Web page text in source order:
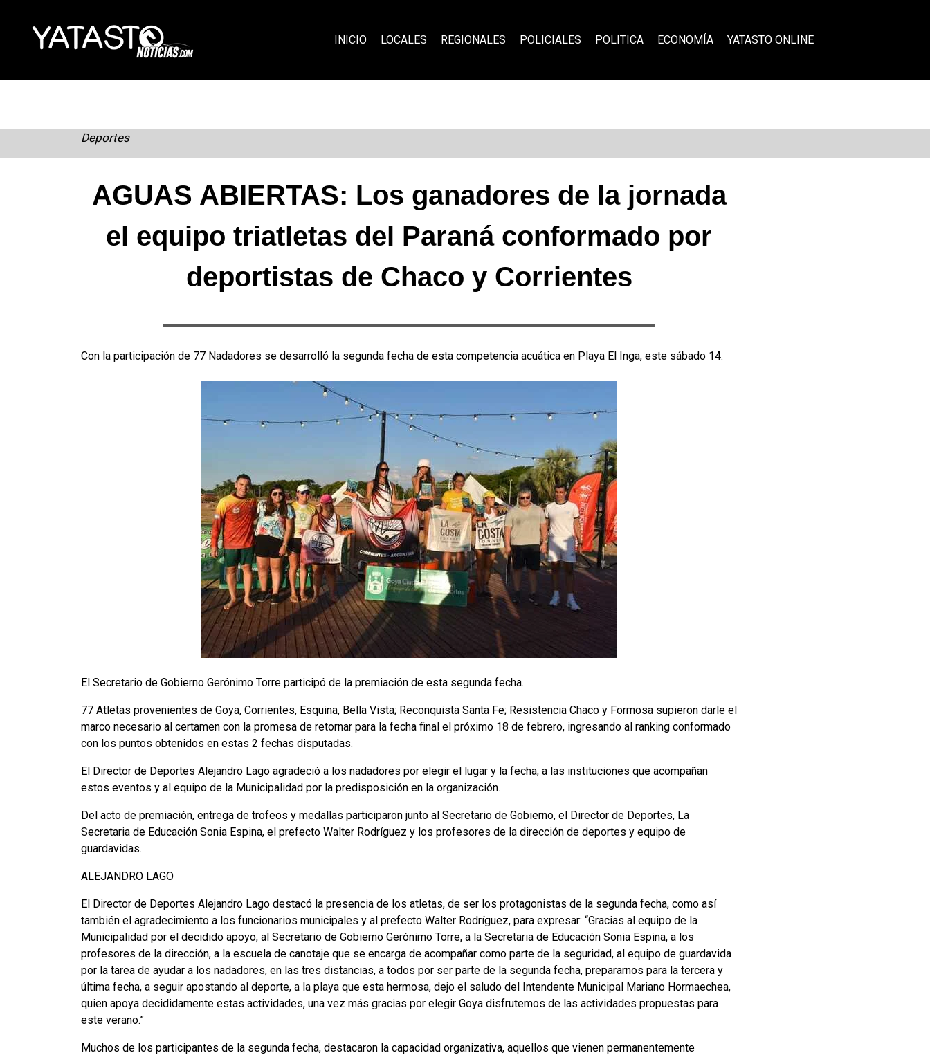
INICIO LOCALES REGIONALES POLICIALES POLITICA ECONOMÍA YATASTO ONLINE
Deportes
AGUAS ABIERTAS: Los ganadores de la jornada
el equipo triatletas del Paraná conformado por
deportistas de Chaco y Corrientes
Con la participación de 77 Nadadores se desarrolló la segunda fecha de esta competencia acuática en Playa El Inga, este sábado 14.
El Secretario de Gobierno Gerónimo Torre participó de la premiación de esta segunda fecha.
77 Atletas provenientes de Goya, Corrientes, Esquina, Bella Vista; Reconquista Santa Fe; Resistencia Chaco y Formosa supieron darle el
marco necesario al certamen con la promesa de retornar para la fecha final el próximo 18 de febrero, ingresando al ranking conformado
con los puntos obtenidos en estas 2 fechas disputadas.
El Director de Deportes Alejandro Lago agradeció a los nadadores por elegir el lugar y la fecha, a las instituciones que acompañan
estos eventos y al equipo de la Municipalidad por la predisposición en la organización.
Del acto de premiación, entrega de trofeos y medallas participaron junto al Secretario de Gobierno, el Director de Deportes, La
Secretaria de Educación Sonia Espina, el prefecto Walter Rodríguez y los profesores de la dirección de deportes y equipo de
guardavidas.
ALEJANDRO LAGO
El Director de Deportes Alejandro Lago destacó la presencia de los atletas, de ser los protagonistas de la segunda fecha, como así
también el agradecimiento a los funcionarios municipales y al prefecto Walter Rodríguez, para expresar: “Gracias al equipo de la
Municipalidad por el decidido apoyo, al Secretario de Gobierno Gerónimo Torre, a la Secretaria de Educación Sonia Espina, a los
profesores de la dirección, a la escuela de canotaje que se encarga de acompañar como parte de la seguridad, al equipo de guardavida
por la tarea de ayudar a los nadadores, en las tres distancias, a todos por ser parte de la segunda fecha, prepararnos para la tercera y
última fecha, a seguir apostando al deporte, a la playa que esta hermosa, dejo el saludo del Intendente Municipal Mariano Hormaechea,
quien apoya decididamente estas actividades, una vez más gracias por elegir Goya disfrutemos de las actividades propuestas para
este verano.”
Muchos de los participantes de la segunda fecha, destacaron la capacidad organizativa, aquellos que vienen permanentemente